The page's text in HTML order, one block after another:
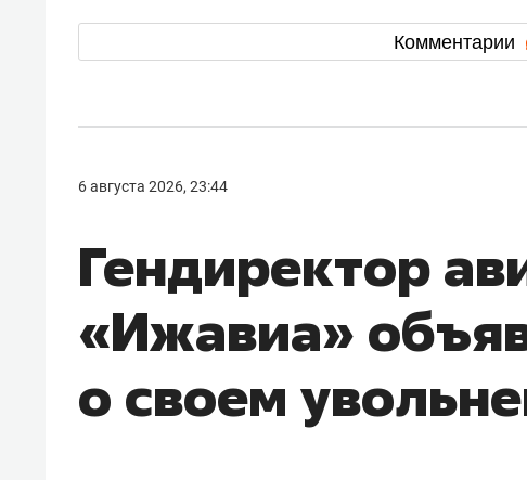
Комментарии
6 августа 2026, 23:44
Гендиректор
«Ижавиа»
о своем